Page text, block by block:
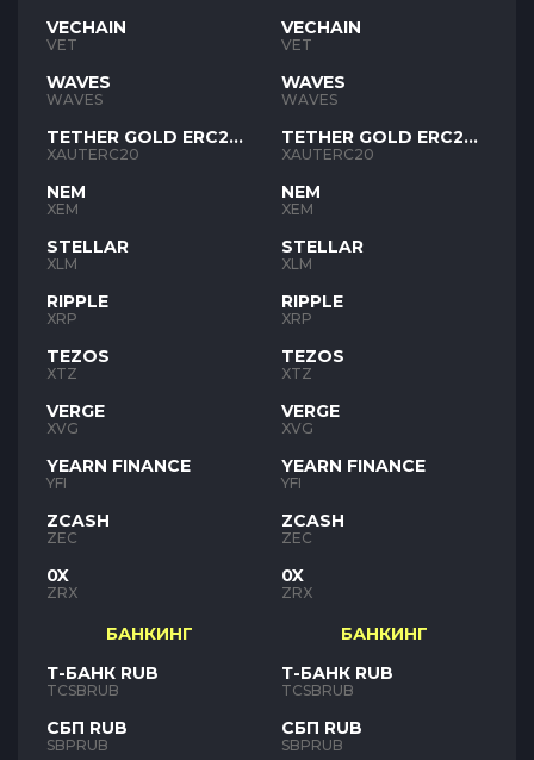
VECHAIN
VET
WAVES
WAVES
TETHER GOLD ERC20
XAUT
XAUTERC20
NEM
XEM
STELLAR
XLM
RIPPLE
XRP
TEZOS
XTZ
VERGE
XVG
YEARN FINANCE
YFI
ZCASH
ZEC
0X
ZRX
БАНКИНГ
Т-БАНК RUB
TCSBRUB
СБП RUB
SBPRUB
VECHAIN
VET
WAVES
WAVES
TETHER GOLD ERC20
XAUT
XAUTERC20
NEM
XEM
STELLAR
XLM
RIPPLE
XRP
TEZOS
XTZ
VERGE
XVG
YEARN FINANCE
YFI
ZCASH
ZEC
0X
ZRX
БАНКИНГ
Т-БАНК RUB
TCSBRUB
СБП RUB
SBPRUB